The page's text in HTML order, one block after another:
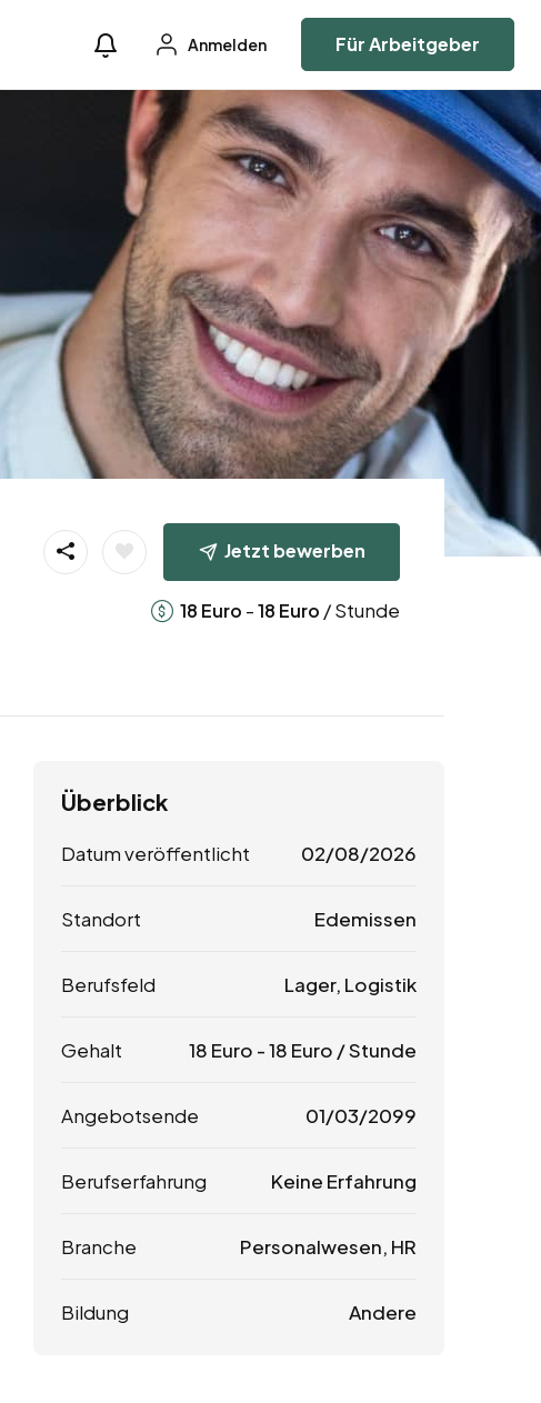
Anmelden Für Arbeitgeber
Jetzt bewerben
18 Euro -18 Euro / Stunde
Überblick
Datum veröffentlicht 02/08/2026
Standort Edemissen
Berufsfeld Lager, Logistik
Gehalt 18 Euro -18 Euro / Stunde
Angebotsende 01/03/2099
Berufserfahrung Keine Erfahrung
Branche Personalwesen, HR
Bildung Andere